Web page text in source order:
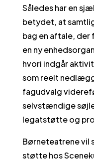
Således har en
betydet, at
bag en aftale, der
en ny
hvori indgår
som reelt
fagudvalg
selvstændige
legatstøtte og
Børneteatrene vil
støtte hos